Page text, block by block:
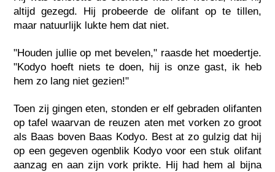
altijd gezegd. Hij probeerde de olifant op te tillen,
maar natuurlijk lukte hem dat niet.
"Houden jullie op met bevelen," raasde het moedertje.
"Kodyo hoeft niets te doen, hij is onze gast, ik heb
hem zo lang niet gezien!"
Toen zij gingen eten, stonden er elf gebraden olifanten
op tafel waarvan de reuzen aten met vorken zo groot
als Baas boven Baas Kodyo. Best at zo gulzig dat hij
op een gegeven ogenblik Kodyo voor een stuk olifant
aanzag en aan zijn vork prikte. Hij had hem al bijna